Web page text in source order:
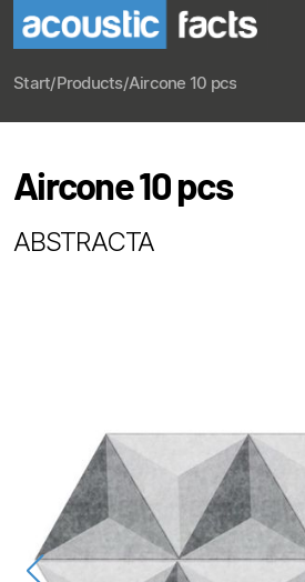
Start/Products/Aircone 10 pcs
Aircone 10 pcs
ABSTRACTA